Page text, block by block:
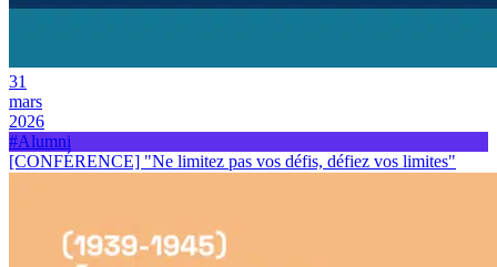
31
mars
2026
#Alumni
[CONFÉRENCE] "Ne limitez pas vos défis, défiez vos limites"